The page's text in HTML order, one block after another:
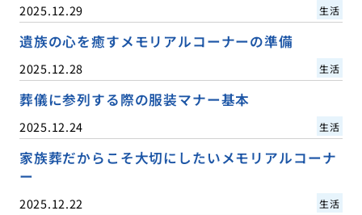
2025.12.29 生活
遺族の心を癒すメモリアルコーナーの準備
2025.12.28 生活
葬儀に参列する際の服装マナー基本
2025.12.24 生活
家族葬だからこそ大切にしたいメモリアルコーナ
ー
2025.12.22 生活